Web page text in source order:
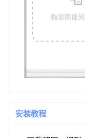
安装教程